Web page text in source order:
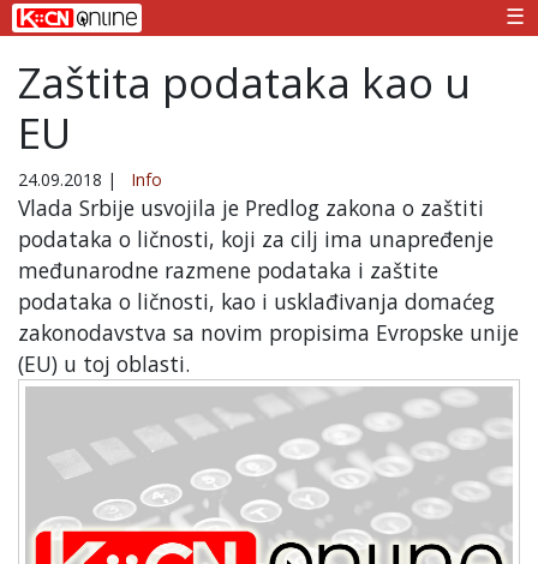
☰
Zaštita podataka kao u
EU
24.09.2018 | Info
Vlada Srbije usvojila je Predlog zakona o zaštiti
podataka o ličnosti, koji za cilj ima unapređenje
međunarodne razmene podataka i zaštite
podataka o ličnosti, kao i usklađivanja domaćeg
zakonodavstva sa novim propisima Evropske unije
(EU) u toj oblasti.